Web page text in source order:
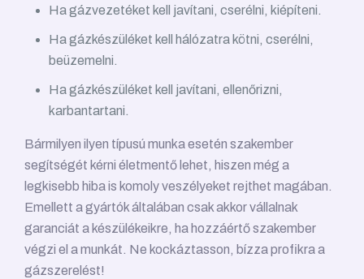
Ha gázvezetéket kell javítani, cserélni, kiépíteni.
Ha gázkészüléket kell hálózatra kötni, cserélni,
beüzemelni.
Ha gázkészüléket kell javítani, ellenőrizni,
karbantartani.
Bármilyen ilyen típusú munka esetén szakember
segítségét kérni életmentő lehet, hiszen még a
legkisebb hiba is komoly veszélyeket rejthet magában.
Emellett a gyártók általában csak akkor vállalnak
garanciát a készülékeikre, ha hozzáértő szakember
végzi el a munkát. Ne kockáztasson, bízza profikra a
gázszerelést!